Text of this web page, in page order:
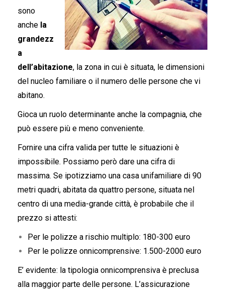
sono
anche la
grandezz
a
dell’abitazione, la zona in cui è situata, le dimensioni
del nucleo familiare o il numero delle persone che vi
abitano.
Gioca un ruolo determinante anche la compagnia, che
può essere più e meno conveniente.
Fornire una cifra valida per tutte le situazioni è
impossibile. Possiamo però dare una cifra di
massima. Se ipotizziamo una casa unifamiliare di 90
metri quadri, abitata da quattro persone, situata nel
centro di una media-grande città, è probabile che il
prezzo si attesti:
Per le polizze a rischio multiplo: 180-300 euro
Per le polizze onnicomprensive: 1.500-2000 euro
E’ evidente: la tipologia onnicomprensiva è preclusa
alla maggior parte delle persone. L’assicurazione